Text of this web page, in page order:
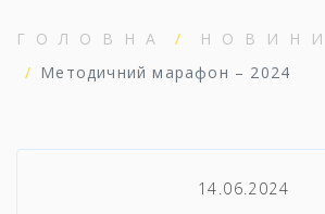
ГОЛОВНА
НОВИНИ
Методичний марафон – 2024
14.06.2024